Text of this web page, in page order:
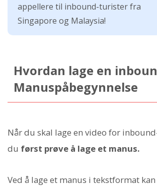
appellere til inbound-turister fra
Singapore og Malaysia!
Hvordan lage en
Manuspåbegynnelse
Når du skal lage en video for
du først prøve å lage et manus.
Ved å lage et manus i tekstformat